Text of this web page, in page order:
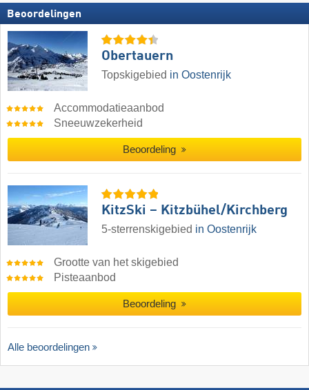
Beoordelingen
Obertauern
Topskigebied in Oostenrijk
Accommodatieaanbod
Sneeuwzekerheid
Beoordeling
KitzSki – Kitzbühel/​Kirchberg
5-sterrenskigebied in Oostenrijk
Grootte van het skigebied
Pisteaanbod
Beoordeling
Alle beoordelingen